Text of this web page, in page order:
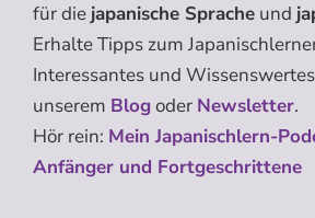
für die japanische Sprache und
Erhalte Tipps zum
Interessantes und
unserem Blogoder Newsletter.
Hör rein: Mein Japanischlern-
Anfänger und Fortgeschrittene